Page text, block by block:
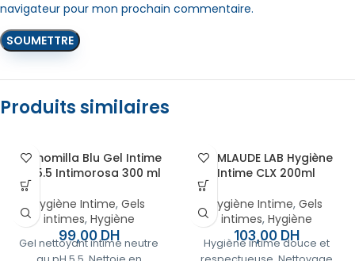
navigateur pour mon prochain commentaire.
Produits similaires
Camomilla Blu Gel Intime
pH 5.5 Intimorosa 300 ml
Hygiène Intime, Gels
intimes, Hygiène
99,00DH
Gel nettoyant intime neutre
CUMLAUDE LAB Hygiène
Intime CLX 200ml
Hygiène Intime, Gels
intimes, Hygiène
103,00 DH
Hygiène intime douce et